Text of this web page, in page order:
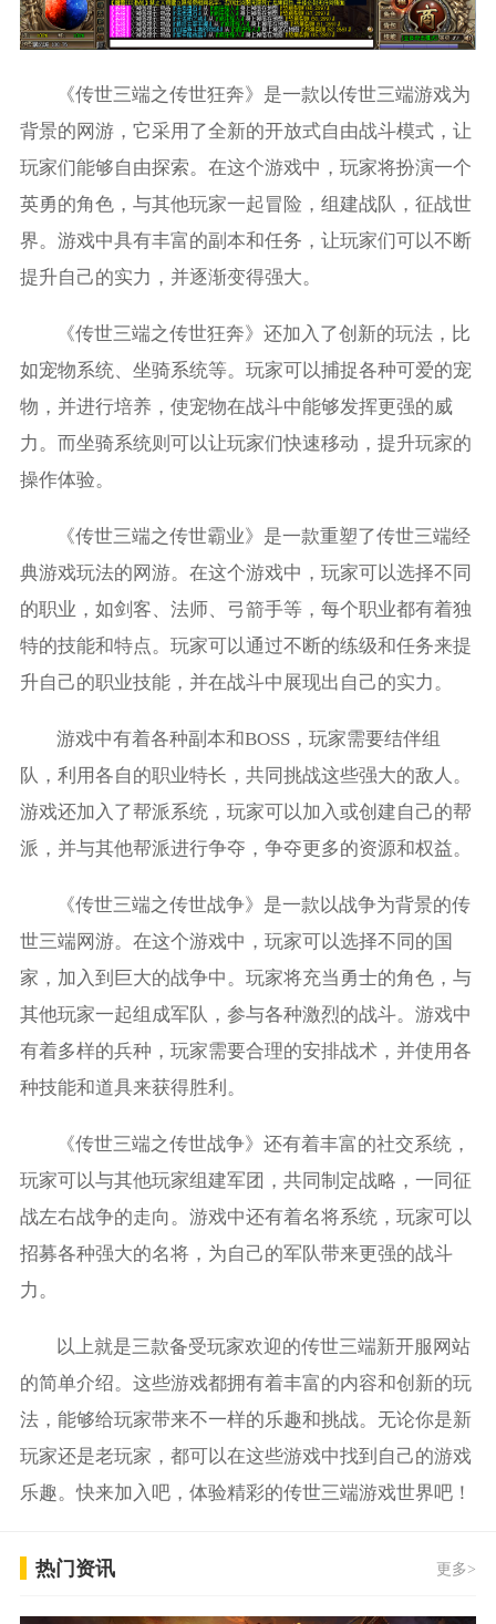
《传世三端之传世狂奔》是一款以传世三端游戏为
背景的网游，它采用了全新的开放式自由战斗模式，让
玩家们能够自由探索。在这个游戏中，玩家将扮演一个
英勇的角色，与其他玩家一起冒险，组建战队，征战世
界。游戏中具有丰富的副本和任务，让玩家们可以不断
提升自己的实力，并逐渐变得强大。
《传世三端之传世狂奔》还加入了创新的玩法，比
如宠物系统、坐骑系统等。玩家可以捕捉各种可爱的宠
物，并进行培养，使宠物在战斗中能够发挥更强的威
力。而坐骑系统则可以让玩家们快速移动，提升玩家的
操作体验。
《传世三端之传世霸业》是一款重塑了传世三端经
典游戏玩法的网游。在这个游戏中，玩家可以选择不同
的职业，如剑客、法师、弓箭手等，每个职业都有着独
特的技能和特点。玩家可以通过不断的练级和任务来提
升自己的职业技能，并在战斗中展现出自己的实力。
游戏中有着各种副本和BOSS，玩家需要结伴组
队，利用各自的职业特长，共同挑战这些强大的敌人。
游戏还加入了帮派系统，玩家可以加入或创建自己的帮
派，并与其他帮派进行争夺，争夺更多的资源和权益。
《传世三端之传世战争》是一款以战争为背景的传
世三端网游。在这个游戏中，玩家可以选择不同的国
家，加入到巨大的战争中。玩家将充当勇士的角色，与
其他玩家一起组成军队，参与各种激烈的战斗。游戏中
有着多样的兵种，玩家需要合理的安排战术，并使用各
种技能和道具来获得胜利。
《传世三端之传世战争》还有着丰富的社交系统，
玩家可以与其他玩家组建军团，共同制定战略，一同征
战左右战争的走向。游戏中还有着名将系统，玩家可以
招募各种强大的名将，为自己的军队带来更强的战斗
力。
以上就是三款备受玩家欢迎的传世三端新开服网站
的简单介绍。这些游戏都拥有着丰富的内容和创新的玩
法，能够给玩家带来不一样的乐趣和挑战。无论你是新
玩家还是老玩家，都可以在这些游戏中找到自己的游戏
乐趣。快来加入吧，体验精彩的传世三端游戏世界吧！
热门资讯 更多>